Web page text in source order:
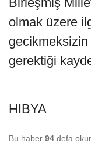
olmak üzere
gecikmeksizin
gerektiği
HIBYA
Bu haber 94 defa